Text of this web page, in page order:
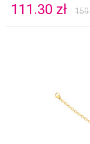
111.30 zł 159